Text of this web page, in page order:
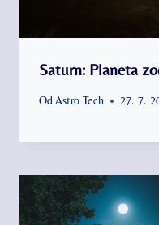
Saturn: Planeta
OdAstro Tech 27. 7.